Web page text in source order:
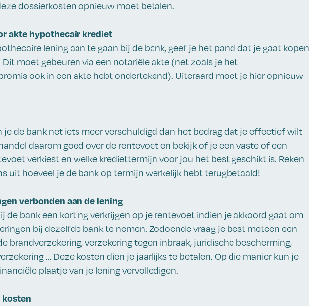
dossierkosten opnieuw moet betalen.
akte hypothecair krediet
lening aan te gaan bij de bank, geef je het pand dat je gaat kopen
Dit moet gebeuren via een notariële akte (net zoals je het
ook in een akte hebt ondertekend). Uiteraard moet je hier opnieuw
je de bank net iets meer verschuldigd dan het bedrag dat je effectief wilt
daarom goed over de rentevoet en bekijk of je een vaste of een
verkiest en welke krediettermijn voor jou het best geschikt is. Reken
uit hoeveel je de bank op termijn werkelijk hebt terugbetaald!
verbonden aan de lening
de bank een korting verkrijgen op je rentevoet indien je akkoord gaat om
bij dezelfde bank te nemen. Zodoende vraag je best meteen een
brandverzekering, verzekering tegen inbraak, juridische bescherming,
… Deze kosten dien je jaarlijks te betalen. Op die manier kun je
plaatje van je lening vervolledigen.
kosten